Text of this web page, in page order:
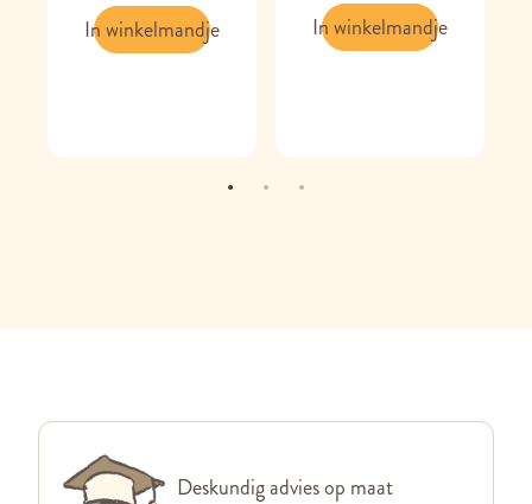
In winkelmandje In winkelmandje
Deskundig advies op maat